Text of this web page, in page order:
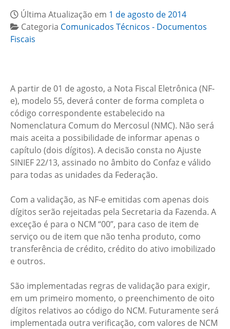
Última Atualização em 1 de agosto de 2014
Categoria Comunicados Técnicos - Documentos
Fiscais
A partir de 01 de agosto, a Nota Fiscal Eletrônica (NF-
e), modelo 55, deverá conter de forma completa o
código correspondente estabelecido na
Nomenclatura Comum do Mercosul (NMC). Não será
mais aceita a possibilidade de informar apenas o
capítulo (dois dígitos). A decisão consta no Ajuste
SINIEF 22/13, assinado no âmbito do Confaz e válido
para todas as unidades da Federação.
Com a validação, as NF-e emitidas com apenas dois
dígitos serão rejeitadas pela Secretaria da Fazenda. A
exceção é para o NCM “00”, para caso de item de
serviço ou de item que não tenha produto, como
transferência de crédito, crédito do ativo imobilizado
e outros.
São implementadas regras de validação para exigir,
em um primeiro momento, o preenchimento de oito
dígitos relativos ao código do NCM. Futuramente será
implementada outra verificação, com valores de NCM